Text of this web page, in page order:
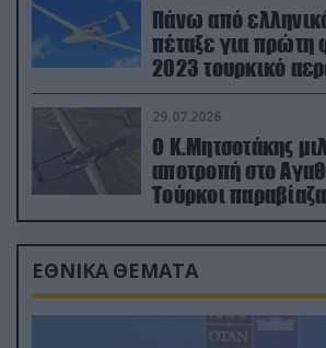
Πάνω από
πέταξε για πρώτη
2023 τουρκικό
29.07.2026
Ο Κ.Μητσοτάκης
αποτροπή στο
Τούρκοι
drone
ΕΘΝΙΚΑ ΘΕΜΑΤΑ